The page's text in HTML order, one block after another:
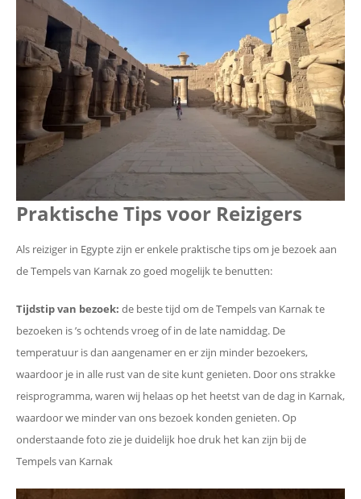
Praktische Tips voor Reizigers
Als reiziger in Egypte zijn er enkele praktische tips om je bezoek aan
de Tempels van Karnak zo goed mogelijk te benutten:
Tijdstip van bezoek: de beste tijd om de Tempels van Karnak te
bezoeken is ’s ochtends vroeg of in de late namiddag. De
temperatuur is dan aangenamer en er zijn minder bezoekers,
waardoor je in alle rust van de site kunt genieten. Door ons strakke
reisprogramma, waren wij helaas op het heetst van de dag in Karnak,
waardoor we minder van ons bezoek konden genieten. Op
onderstaande foto zie je duidelijk hoe druk het kan zijn bij de
Tempels van Karnak